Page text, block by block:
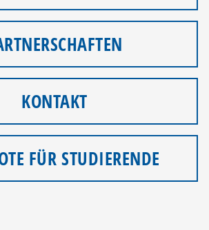
KONTAKT
FÜR STUDIERENDE